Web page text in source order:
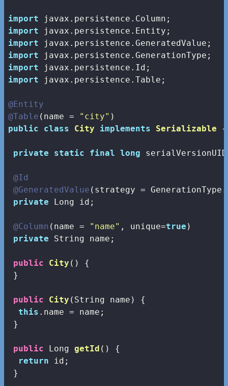
import
import
import
import
import
import javax.persistence.Table;
@Entity
@Table (name = "city"
public
class City implements Serializable {
private static final long
@Id
@GeneratedValue (strategy =
private Long id;
@Column (name = "name" , unique=true )
private String name;
public City ()
{
}
public City (String name)
{
this .name = name;
}
public Long getId ()
{
return id;
}